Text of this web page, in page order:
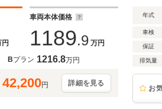
ト パーキングアシストプ
車両本体価格
1189.9 万円
Bプラン 1216.8万円
42,200円 詳細を見る
年式
車検
保証
排気量
お